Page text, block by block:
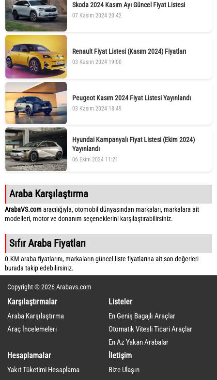
Skoda 2024 Kasım Ayı Güncel Fiyat Listesi
07 Kasım 2024 20:42
Renault Fiyat Listesi (Kasım 2024) Fiyatları
03 Kasım 2024 19:00
Peugeot Kasım 2024 Fiyat Listesi Yayınlandı
03 Kasım 2024 18:49
Hyundai Kampanyalı Fiyat Listesi (Ekim 2024)
Yayınlandı
06 Ekim 2024 11:21
Araba Karşılaştırma
ArabaVS.comaracılığıyla, otomobil dünyasından markaları, markalara ait
modelleri, motor ve donanım seçeneklerini karşılaştırabilirsiniz.
Sıfır Araba Fiyatları
0.KM araba fiyatlarını, markaların güncel liste fiyatlarına ait son değerleri
burada takip edebilirsiniz.
Copyright © 2026 Arabavs.com
Karşılaştırmalar
Araba Karşılaştırma
Araç İncelemeleri
Listeler
En Geniş Bagajlı Araçlar
Otomatik Vitesli Ticari Araçlar
En Az Yakan Arabalar
Hesaplamalar
Yakıt Tüketimi Hesaplama
İletişim
Bize Ulaşın